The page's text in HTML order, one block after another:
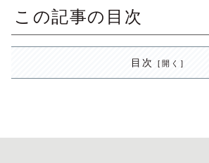
この記事の目次
目次